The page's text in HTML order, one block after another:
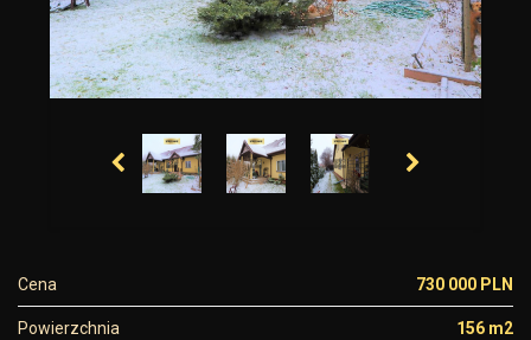
Cena 730 000 PLN
Powierzchnia 156 m2